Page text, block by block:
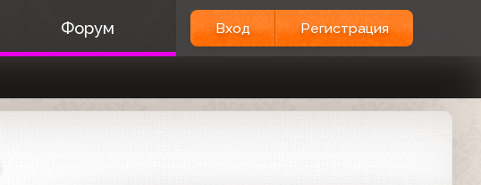
Форум Вход Регистрация